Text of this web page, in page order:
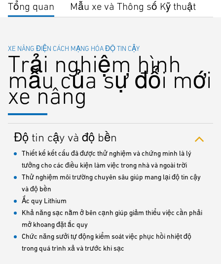
Tổng quan Mẫu xe và Thông số Kỹ thuật
XE NÂNG ĐIỆN CÁCH MẠNG HÓA ĐỘ TIN CẬY
Trải nghiệm hình
mẫu của sự đổi mới
xe nâng
Độ tin cậy và độ bền
Thiết kế kết cấu đã được thử nghiệm và chứng minh là lý
tưởng cho các điều kiện làm việc trong nhà và ngoài trời
Thử nghiệm môi trường chuyên sâu giúp mang lại độ tin cậy
và độ bền
Ắc quy Lithium
Khả năng sạc nằm ở bên cạnh giúp giảm thiểu việc cần phải
mở khoang đặt ắc quy
Chức năng sưởi tự động kiểm soát việc phục hồi nhiệt độ
trong quá trình xả và trước khi sạc